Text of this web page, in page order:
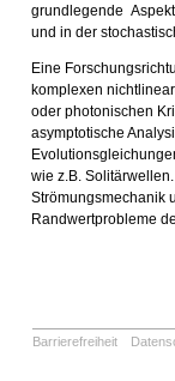
grundlegende
und in der
Eine
komplexen
oder photonischen
asymptotische
wie z.B.
Strömungsmechanik
Randwertprobleme
Barrierefreiheit